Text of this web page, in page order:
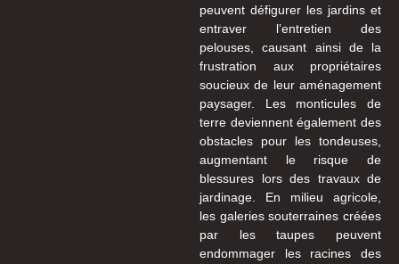
peuvent défigurer les jardins et
entraver l’entretien des
pelouses, causant ainsi de la
frustration aux propriétaires
soucieux de leur aménagement
paysager. Les monticules de
terre deviennent également des
obstacles pour les tondeuses,
augmentant le risque de
blessures lors des travaux de
jardinage. En milieu agricole,
les galeries souterraines créées
par les taupes peuvent
endommager les racines des